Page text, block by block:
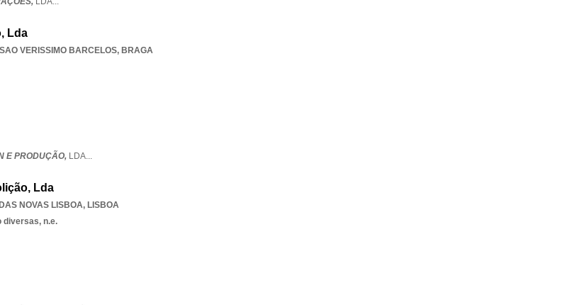
Lda
VERISSIMO BARCELOS, BRAGA
E PRODUÇÃO, LDA...
Lda
NOVAS LISBOA, LISBOA
diversas, n.e.